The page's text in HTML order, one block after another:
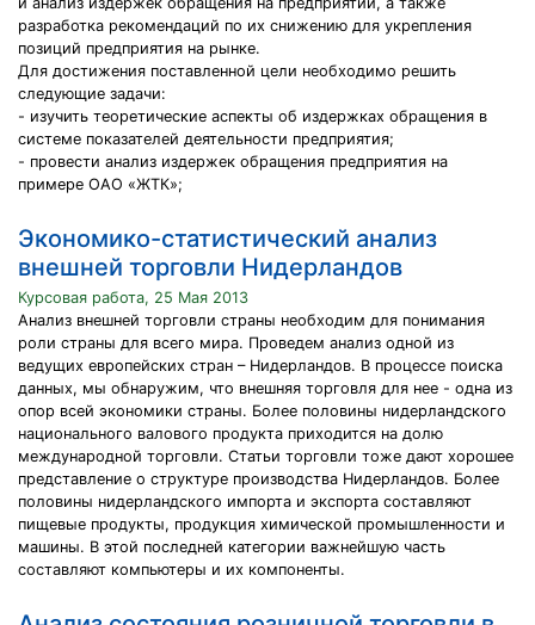
разработка рекомендаций по их снижению для укрепления
позиций предприятия на рынке.
Для достижения поставленной цели необходимо решить
следующие задачи:
- изучить теоретические аспекты об издержках обращения в
системе показателей деятельности предприятия;
- провести анализ издержек обращения предприятия на
примере ОАО «ЖТК»;
Экономико-статистический анализ
внешней торговли Нидерландов
Курсовая работа, 25 Мая 2013
Анализ внешней торговли страны необходим для понимания
роли страны для всего мира. Проведем анализ одной из
ведущих европейских стран – Нидерландов. В процессе поиска
данных, мы обнаружим, что внешняя торговля для нее - одна из
опор всей экономики страны. Более половины нидерландского
национального валового продукта приходится на долю
международной торговли. Статьи торговли тоже дают хорошее
представление о структуре производства Нидерландов. Более
половины нидерландского импорта и экспорта составляют
пищевые продукты, продукция химической промышленности и
машины. В этой последней категории важнейшую часть
составляют компьютеры и их компоненты.